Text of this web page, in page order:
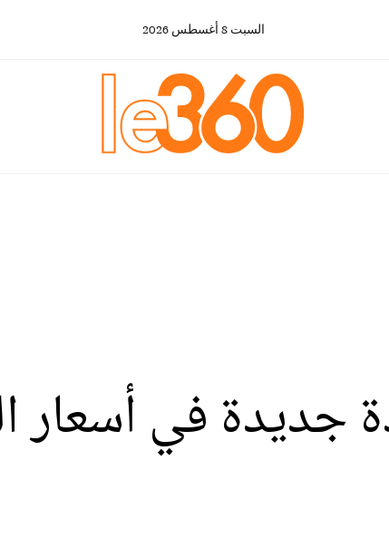
السبت 8 أغسطس 2026
جديدة في أسعار